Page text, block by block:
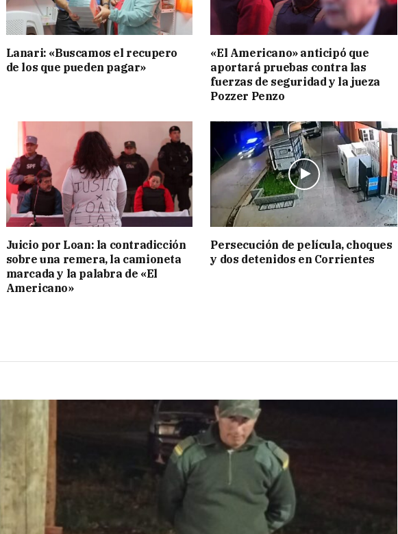
Lanari: «Buscamos el recupero
de los que pueden pagar»
«El Americano» anticipó que
aportará pruebas contra las
fuerzas de seguridad y la jueza
Pozzer Penzo
Juicio por Loan: la contradicción
sobre una remera, la camioneta
marcada y la palabra de «El
Americano»
Persecución de película, choques
y dos detenidos en Corrientes